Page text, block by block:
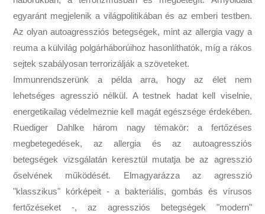
egyaránt megjelenik a világpolitikában és az emberi testben.
Az olyan autoagressziós betegségek, mint az allergia vagy a
reuma a külvilág polgárháborúihoz hasonlíthatók, míg a rákos
sejtek szabályosan terrorizálják a szöveteket.
Immunrendszerünk a példa arra, hogy az élet nem
lehetséges agresszió nélkül. A testnek hadat kell viselnie,
energetikailag védelmeznie kell magát egészsége érdekében.
Ruediger Dahlke három nagy témakör: a fertőzéses
megbetegedések, az allergia és az autoagressziós
betegségek vizsgálatán keresztül mutatja be az agresszió
őselvének működését. Elmagyarázza az agresszió
"klasszikus" kórképeit - a bakteriális, gombás és vírusos
fertőzéseket -, az agressziós betegségek "modern"